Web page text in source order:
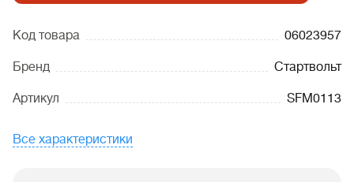
Код товара 06023957
Бренд Стартвольт
Артикул SFM0113
Все характеристики